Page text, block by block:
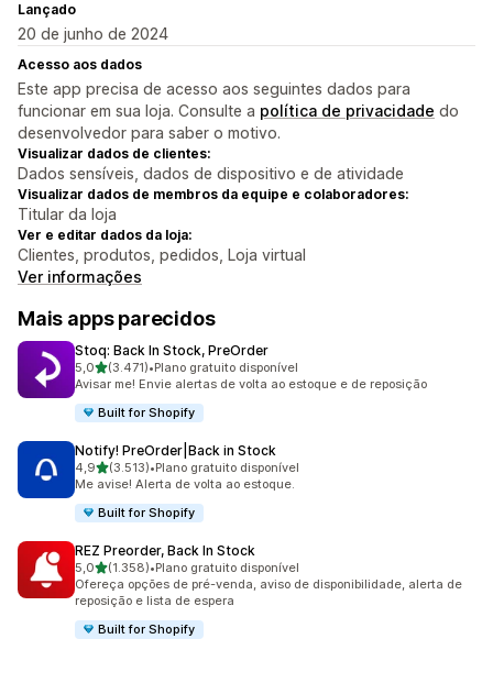
Lançado
20 de junho de 2024
Acesso aos dados
Este app precisa de acesso aos seguintes dados para
funcionar em sua loja. Consulte a política de privacidade do
desenvolvedor para saber o motivo.
Visualizar dados de clientes:
Dados sensíveis, dados de dispositivo e de atividade
Visualizar dados de membros da equipe e colaboradores:
Titular da loja
Ver e editar dados da loja:
Clientes, produtos, pedidos, Loja virtual
Ver informações
Mais apps parecidos
Stoq: Back In Stock, PreOrder
5,0de 5 estrelas
(3.471)
3471 avaliações ao todo
•Plano gratuito disponível
Avisar me! Envie alertas de volta ao estoque e de reposição
Built for Shopify
Notify! PreOrder|Back in Stock
4,9de 5 estrelas
(3.513)
3513 avaliações ao todo
•Plano gratuito disponível
Me avise! Alerta de volta ao estoque.
Built for Shopify
REZ Preorder, Back In Stock
5,0de 5 estrelas
(1.358)
1358 avaliações ao todo
•Plano gratuito disponível
Ofereça opções de pré-venda, aviso de disponibilidade, alerta de
reposição e lista de espera
Built for Shopify